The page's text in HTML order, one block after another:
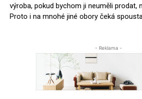
výroba, pokud bychom ji neuměli prodat,
Proto i na mnohé jiné obory čeká
- Reklama -